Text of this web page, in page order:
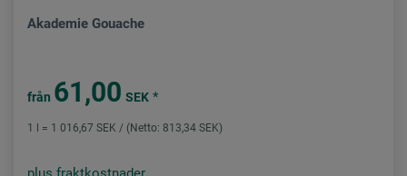
Akademie Gouache
från 61,00 SEK *
1 l = 1 016,67 SEK / (Netto: 813,34 SEK)